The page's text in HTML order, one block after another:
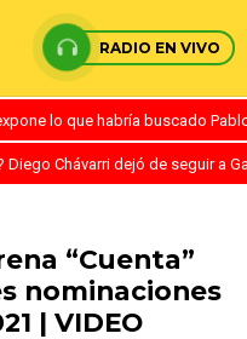
RADIO EN VIVO
lo que habría buscado
Diego Chávarri dejó de seguir a
“Cuenta”
nominaciones
| VIDEO